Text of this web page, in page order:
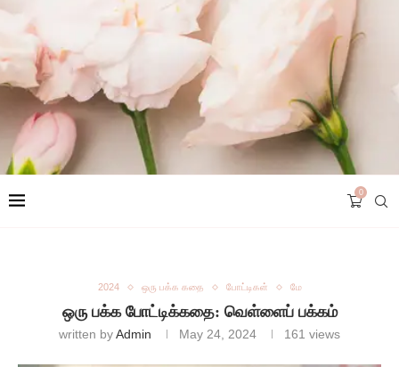
0
2024 ஒரு பக்க கதை போட்டிகள் மே
ஒரு பக்க போட்டிக்கதை: வெள்ளைப் பக்கம்
written byAdmin May 24, 2024 161 views